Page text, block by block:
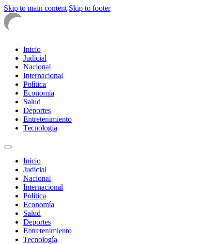
Skip to main content Skip to footer
Inicio
Judicial
Nacional
Internacional
Política
Economía
Salud
Deportes
Entretenimiento
Tecnología
Inicio
Judicial
Nacional
Internacional
Política
Economía
Salud
Deportes
Entretenimiento
Tecnología